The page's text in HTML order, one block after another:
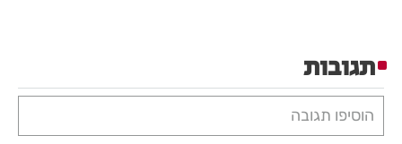
תגובות
הוסיפו תגובה